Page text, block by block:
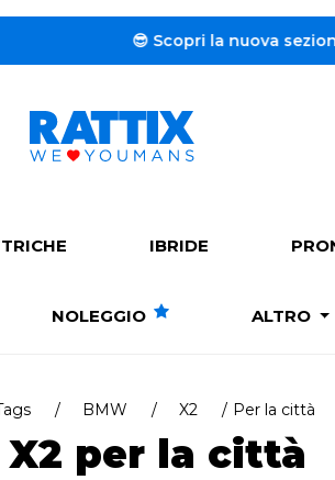
😎 Scopri la nuova sezione
IBRIDE
NOLEGGIO ALTRO
BMW X2 Per la città
X2 per la città